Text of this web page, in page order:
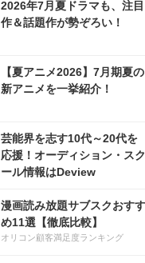
2026年7月夏ドラマも、注目
作＆話題作が勢ぞろい！
【夏アニメ2026】7月期夏の
新アニメを一挙紹介！
芸能界を志す10代～20代を
応援！オーディション・スク
ール情報はDeview
漫画読み放題サブスクおすす
め11選【徹底比較】
オリコン顧客満足度ランキング